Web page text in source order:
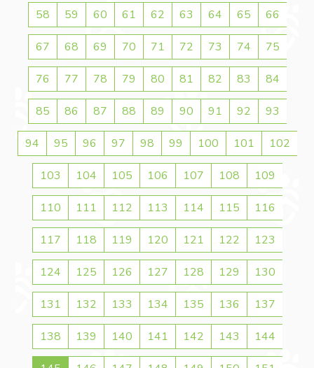
58 59 60 61 62 63 64 65 66
67 68 69 70 71 72 73 74 75
76 77 78 79 80 81 82 83 84
85 86 87 88 89 90 91 92 93
94 95 96 97 98 99 100 101 102
103 104 105 106 107 108 109
110 111 112 113 114 115 116
117 118 119 120 121 122 123
124 125 126 127 128 129 130
131 132 133 134 135 136 137
138 139 140 141 142 143 144